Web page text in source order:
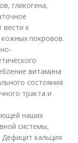
гликогена,
вести к
покровов.
витамина
состояния
тракта и
наших
системы,
кальция